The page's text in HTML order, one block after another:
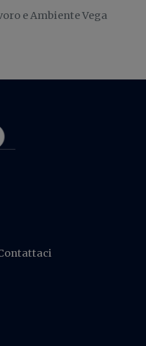
e Ambiente Vega